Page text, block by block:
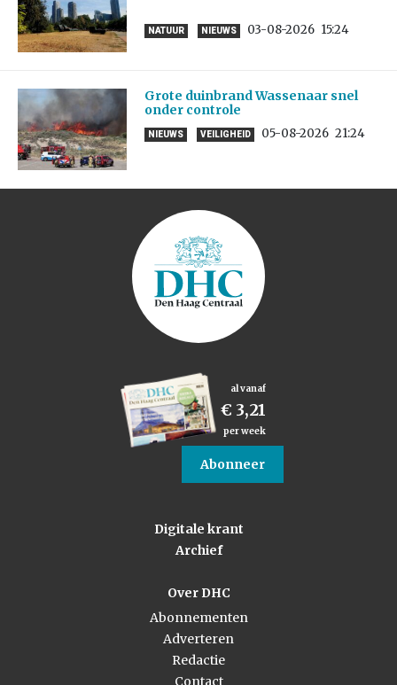
NATUUR NIEUWS 03-08-2026 15:24
Grote duinbrand Wassenaar snel
onder controle
NIEUWS VEILIGHEID 05-08-2026 21:24
al vanaf
€ 3,21
per week
Abonneer
Digitale krant
Archief
Over DHC
Abonnementen
Adverteren
Redactie
Contact